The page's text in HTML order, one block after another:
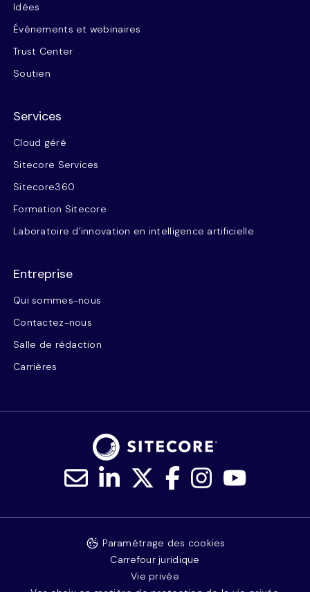
Idées
Événements et webinaires
Trust Center
Soutien
Services
Cloud géré
Sitecore Services
Sitecore360
Formation Sitecore
Laboratoire d’innovation en intelligence artificielle
Entreprise
Qui sommes-nous
Contactez-nous
Salle de rédaction
Carrières
Paramétrage des cookies
Carrefour juridique
Vie privée